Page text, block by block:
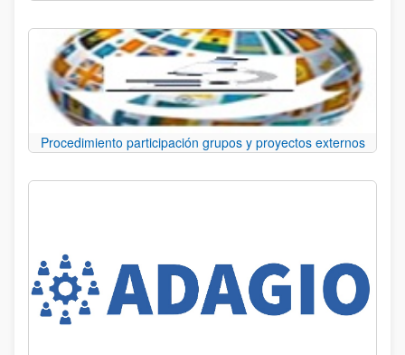
Procedimiento participación grupos y proyectos externos